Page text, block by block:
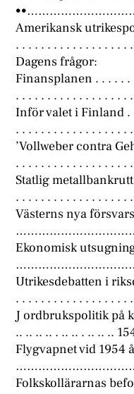
Amerikansk
. . . . . . . . . . . . . . . . . .
Dagens frågor:
Finansplanen . . . . . .
. . . . . . . . . . . . . . . . . .
Inför valet i Finland .
. . . . . . . . . . . . . . . . . .
’Vollweber contra
. . . . . . . . . . . . . . . . . .
Statlig
. . . . . . . . . . . . . . . . . .
Västerns nya
Ekonomisk
Utrikesdebatten i
. . . . . . . . . . . . . . . . . .
J ordbrukspolitik på
.. .. .. .. . .. .. . .. .. ..
Flygvapnet vid 1954
Folkskollärarnas